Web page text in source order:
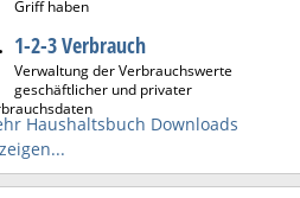
Griff haben
1-2-3 Verbrauch
Verwaltung der Verbrauchswerte
geschäftlicher und privater
Haushaltsbuch Downloads